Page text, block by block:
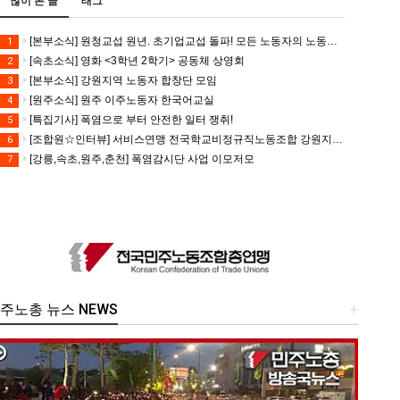
1 [본부소식] 원청교섭 원년. 초기업교섭 돌파! 모든 노동자의 노동기본권 쟁취! 민주노총 7.15 총파업대회
2 [속초소식] 영화 <3학년 2학기> 공동체 상영회
3 [본부소식] 강원지역 노동자 합창단 모임
4 [원주소식] 원주 이주노동자 한국어교실
5 [특집기사] 폭염으로 부터 안전한 일터 쟁취!
6 [조합원☆인터뷰] 서비스연맹 전국학교비정규직노동조합 강원지부 김유미 춘천지회장
7 [강릉,속초,원주,춘천] 폭염감시단 사업 이모저모
+
노총 뉴스 NEWS